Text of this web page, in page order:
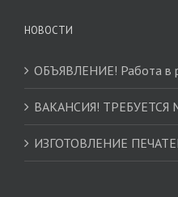
НОВОСТИ
ОБЪЯВЛЕНИЕ! Работа в
ВАКАНСИЯ!
ИЗГОТОВЛЕНИЕ